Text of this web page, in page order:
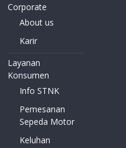
Corporate
About us
Karir
Layanan
Konsumen
Info STNK
Pemesanan
Sepeda Motor
Keluhan